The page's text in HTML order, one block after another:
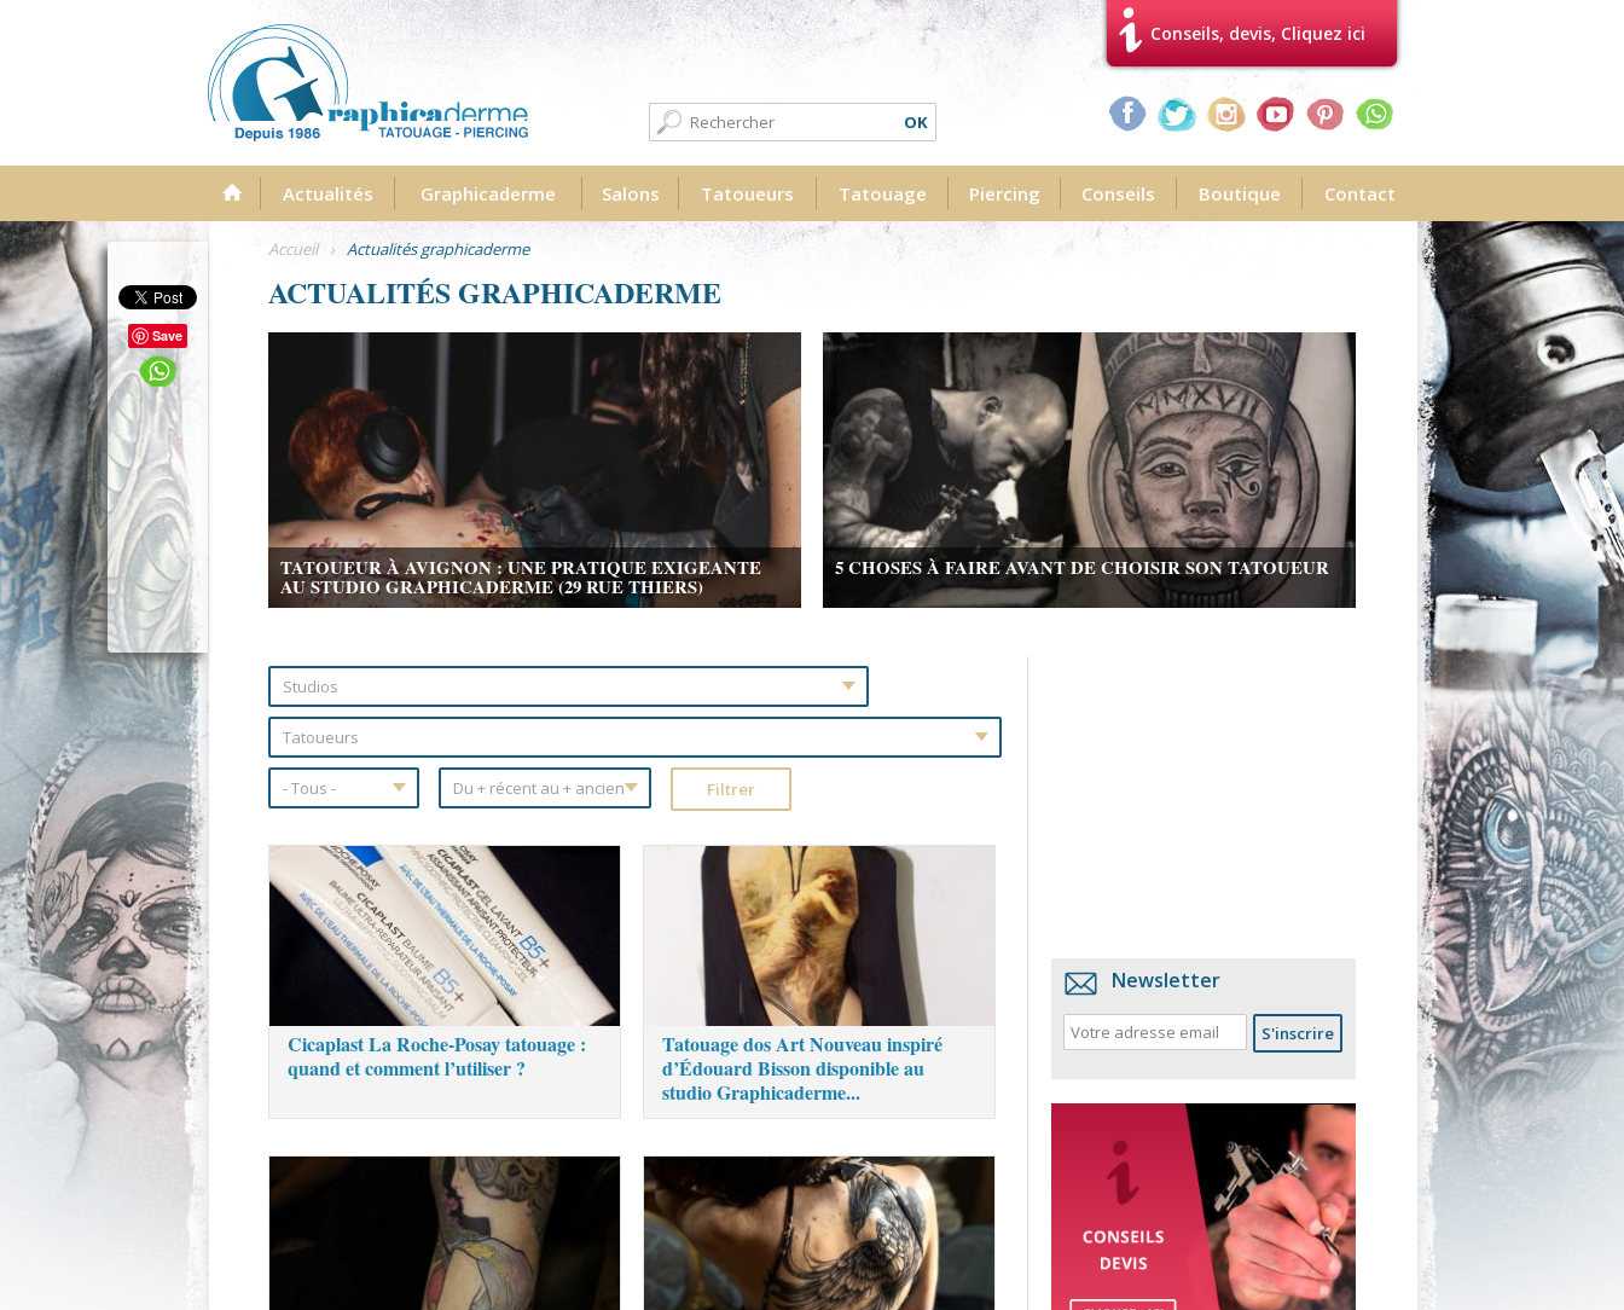
Formulaire de recherche Recherche
Conseils, devis, Cliquez ici
Menu Actualités Graphicaderme Salons Tatoueurs Tatouage Piercing Conseils Boutique Contact
Save
Accueil › Actualités graphicaderme
ACTUALITÉS GRAPHICADERME
TATOUEUR À AVIGNON : UNE PRATIQUE EXIGEANTE
AU STUDIO GRAPHICADERME (29 RUE THIERS)
5 CHOSES À FAIRE AVANT DE CHOISIR SON TATOUEUR
Cicaplast La Roche-Posay tatouage :
quand et comment l’utiliser ?
Tatouage dos Art Nouveau inspiré
d’Édouard Bisson disponible au
studio Graphicaderme...
Pages
Newsletter